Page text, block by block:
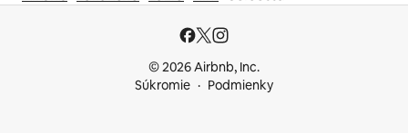
© 2026 Airbnb, Inc.
Súkromie
Podmienky